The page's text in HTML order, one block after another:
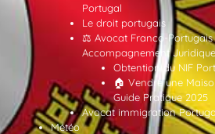
Portugal
Le droit portugais
⚖️ Avocat Franco-Portugais
Accompagnement
Obtention du NIF
🏠 Vendre une
Guide Pratique 2025
Avocat immigration
Météo